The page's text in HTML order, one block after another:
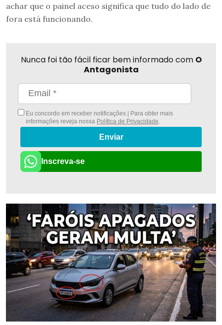
achar que o painel aceso significa que tudo do lado de
fora está funcionando.
Nunca foi tão fácil ficar bem informado com O
Antagonista
Eu concordo em receber notificações | Para obter mais
informações reveja nossa Política de Privacidade
Enviar
Inscreva-se